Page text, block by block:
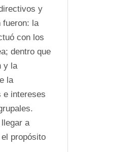
y
fueron: la
con los
dentro que
y la
la
e intereses
a
propósito